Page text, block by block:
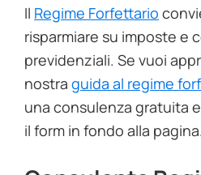
Il Regime Forfettario
risparmiare su imposte e
previdenziali. Se vuoi
nostra guida al regime
una consulenza gratuita
il form in fondo alla pagina.